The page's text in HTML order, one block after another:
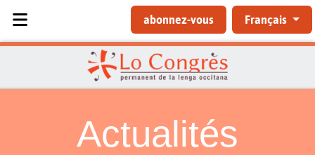
abonnez-vous Français
Actualités